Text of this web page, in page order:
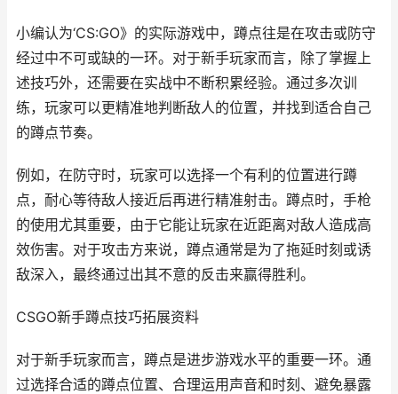
小编认为‘CS:GO》的实际游戏中，蹲点往是在攻击或防守
经过中不可或缺的一环。对于新手玩家而言，除了掌握上
述技巧外，还需要在实战中不断积累经验。通过多次训
练，玩家可以更精准地判断敌人的位置，并找到适合自己
的蹲点节奏。
例如，在防守时，玩家可以选择一个有利的位置进行蹲
点，耐心等待敌人接近后再进行精准射击。蹲点时，手枪
的使用尤其重要，由于它能让玩家在近距离对敌人造成高
效伤害。对于攻击方来说，蹲点通常是为了拖延时刻或诱
敌深入，最终通过出其不意的反击来赢得胜利。
CSGO新手蹲点技巧拓展资料
对于新手玩家而言，蹲点是进步游戏水平的重要一环。通
过选择合适的蹲点位置、合理运用声音和时刻、避免暴露